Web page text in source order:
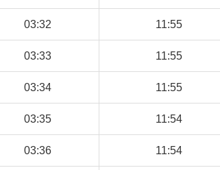
03:32 11:55
03:33 11:55
03:34 11:55
03:35 11:54
03:36 11:54